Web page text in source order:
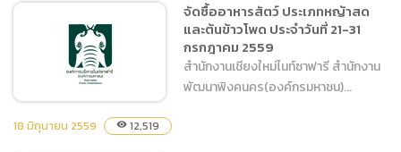
จัดจ้างดำเนินการ
ประชาสัมพันธ์สำนักงาน
พัฒนาพิงคนคร(องค์การ
มหาชน)สำนักนายกรัฐมนตรี
ในวันที่ 27 มิถุนายน 2559
จัดซื้ออาหารสัตว์ ประเภทหญ้าสด
และต้นข้าวโพด ประจำวันที่ 21-31
กรกฎาคม 2559
สำนักงานเชียงใหม่ไนท์ซาฟารี สำนักงาน
พัฒนาพิงคนคร(องค์กรมหาชน)...
18 มิถุนายน 2559 visibility 12,519